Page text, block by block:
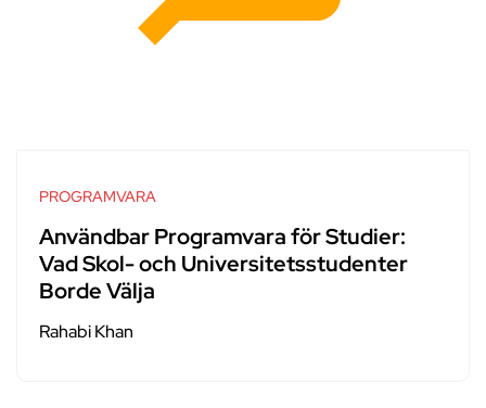
PROGRAMVARA
Användbar Programvara för Studier:
Vad Skol- och Universitetsstudenter
Borde Välja
Rahabi Khan